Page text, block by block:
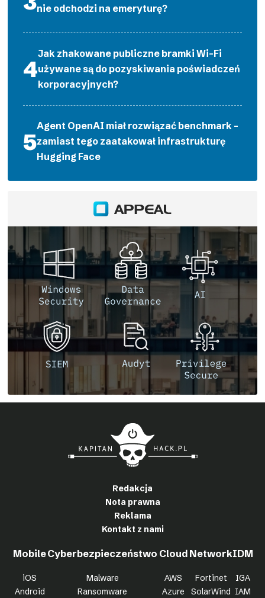
nie odchodzi na emeryturę?
Jak zhakowane publiczne bramki Wi-Fi
używane są do pozyskiwania poświadczeń
korporacyjnych?
Agent OpenAI miał rozwiązać benchmark –
zamiast tego zaatakował infrastrukturę
Hugging Face
Redakcja
Nota prawna
Reklama
Kontakt z nami
Mobile
iOS
Android
Cyberbezpieczeństwo
Malware
Ransomware
Cloud
AWS
Azure
Network
Fortinet
SolarWind
IDM
IGA
IAM